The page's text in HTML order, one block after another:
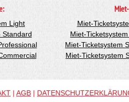
Light
Standard
Miet-
Miet-
Miet-Ticketsystem
Miet-Ticketsystem
| AGB |